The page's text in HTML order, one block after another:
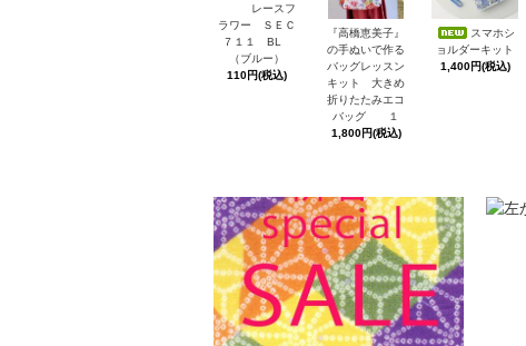
レースフ
ラワー ＳＥＣ
７１１ BL
（ブルー）
110円(税込)
『高橋恵美子』
の手ぬいで作る
バッグレッスン
キット 大きめ
折りたたみエコ
バッグ １
1,800円(税込)
スマホシ
ョルダーキット
1,400円(税込)